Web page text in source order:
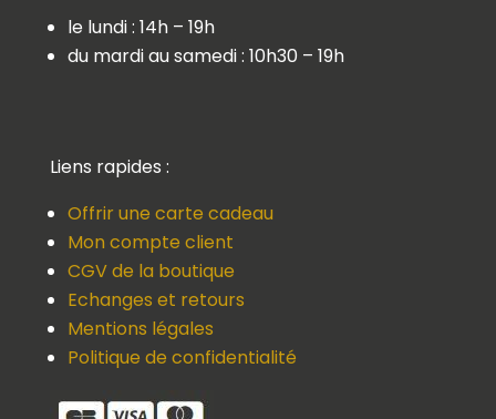
le lundi : 14h – 19h
du mardi au samedi : 10h30 – 19h
Liens rapides :
Offrir une carte cadeau
Mon compte client
CGV de la boutique
Echanges et retours
Mentions légales
Politique de confidentialité